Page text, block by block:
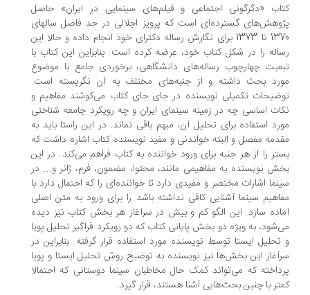
«دگرگونی اجتماعی و فیلم‌های سینمایی در ایران» حاصل
گسترده‌ای است که پرویز اجلالی در حد فاصل سال‏های
1370 تا 1373 برای نگارش رساله دکترای خود انجام داده و حالا این
را در شکل کتاب خود، عرضه کرده است. بنابراین این کتاب با
چهارچوب رساله‌های دانشگاهی، برخوردی جامع با موضوع
بحث داشته و از جنبه‌های مختلف به آن نگریسته است.
تکمیلی نویسنده در جای جای کتاب می‌کوشند مفاهیم و
اساسی چه در زمینه سینمای ایران و چه رویکرد جامعه شناختی
استفاده برای تحلیل آن، مبهم باقی نماند. در این راستا باید به
مفصل و البته خواندنی و مفید نویسنده کتاب اشاره داشت که
را از هر جنبه برای ورود خواننده به کتاب فراهم می‌کند. در این
نویسنده به مفاهیمی مانند، محتوا، مضمون، فرم، ژانر و... در
اشارات مختصر و مفیدی دارد تا خواننده‌ای را که احتمال دارد با
سینما آشنایی کافی نداشته باشد را برای ورود به متن اصلی
سازد. این الگو کم و بیش در سرآغاز هر بخش کتاب نیز دیده
به ویژه دو بخش پایانی کتاب که دو رویکرد فراگیر تحلیل پویا
ایستا توسط نویسنده مورد استفاده قرار گرفته. بنابراین در
این بخش‌ها نیز نویسنده به توضیح روش تحلیل ایستا و پویا
که می‌تواند کمک حال مخاطبان سینما دوستانی که احتمالا
با چنین بحث‌هایی آشنا هستند، قرار گیرد.